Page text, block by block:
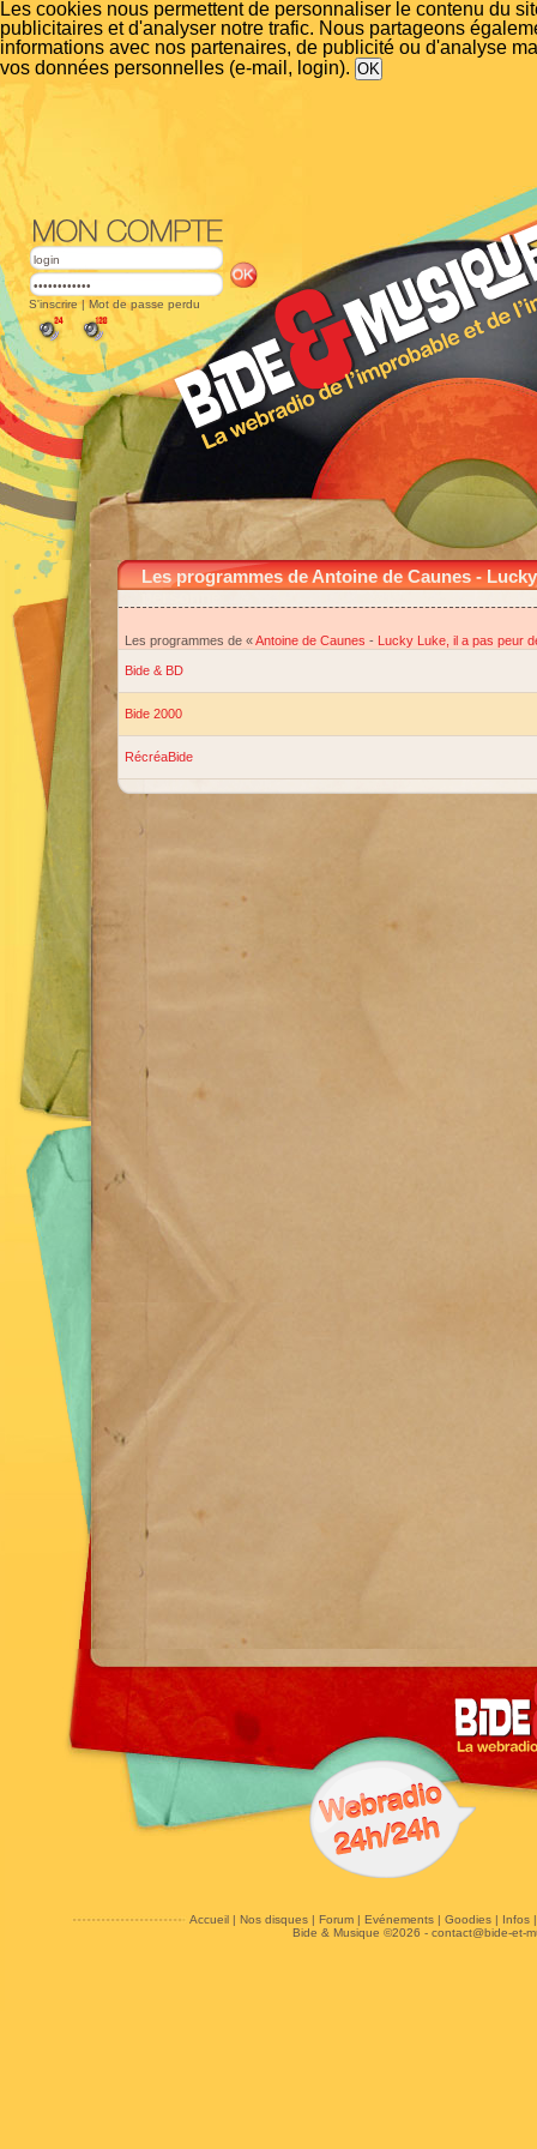
Les cookies nous permettent de personnaliser le contenu du
publicitaires et d'analyser notre trafic. Nous partageons
informations avec nos partenaires, de publicité ou d'analyse
vos données personnelles (e-mail, login).
S'inscrire | Mot de passe perdu
Les programmes de Antoine de Caunes -
personne
Les programmes de «Antoine de Caunes - Lucky Luke, il a pas peur
Bide & BD
Bide 2000
RécréaBide
Accueil| Nos disques| Forum| Evénements| Goodies| Infos
Bide & Musique ©2026 - contact@bide-et-